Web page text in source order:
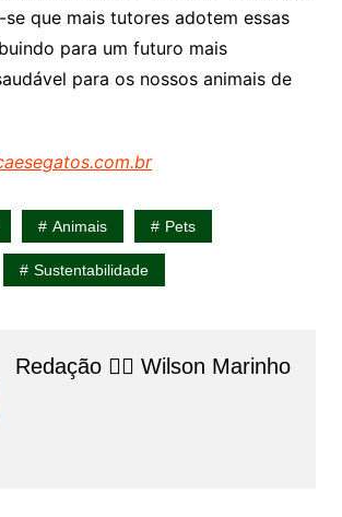
se que mais tutores adotem essas
para um futuro mais
para os nossos animais de
Animais Pets
Sustentabilidade
Redação 👨‍⚖️​ Wilson Marinho